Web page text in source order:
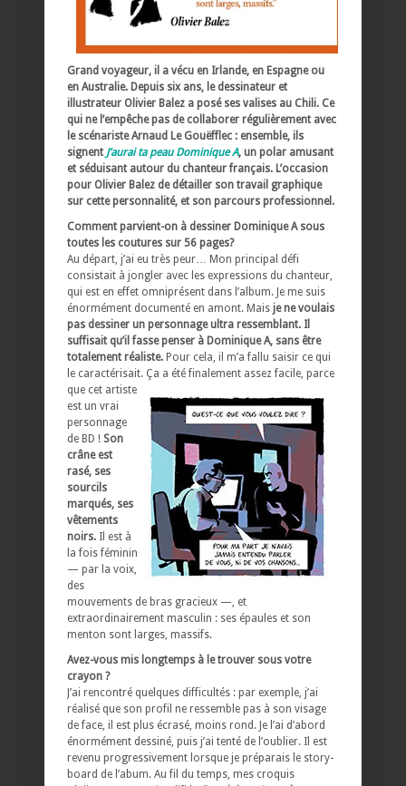
Grand voyageur, il a vécu en Irlande, en Espagne ou
en Australie. Depuis six ans, le dessinateur et
illustrateur Olivier Balez a posé ses valises au Chili. Ce
qui ne l’empêche pas de collaborer régulièrement avec
le scénariste Arnaud Le Gouëfflec : ensemble, ils
signent J’aurai ta peau Dominique A, un polar amusant
et séduisant autour du chanteur français. L’occasion
pour Olivier Balez de détailler son travail graphique
sur cette personnalité, et son parcours professionnel.
Comment parvient-on à dessiner Dominique A sous
toutes les coutures sur 56 pages?
Au départ, j’ai eu très peur… Mon principal défi
consistait à jongler avec les expressions du chanteur,
qui est en effet omniprésent dans l’album. Je me suis
énormément documenté en amont. Mais je ne voulais
pas dessiner un personnage ultra ressemblant. Il
suffisait qu’il fasse penser à Dominique A, sans être
totalement réaliste. Pour cela, il m’a fallu saisir ce qui
le caractérisait. Ça a été finalement assez facile, parce
que cet artiste
est un vrai
personnage
de BD ! Son
crâne est
rasé, ses
sourcils
marqués, ses
vêtements
noirs. Il est à
la fois féminin
— par la voix,
des
mouvements de bras gracieux —, et
extraordinairement masculin : ses épaules et son
menton sont larges, massifs.
Avez-vous mis longtemps à le trouver sous votre
crayon ?
J’ai rencontré quelques difficultés : par exemple, j’ai
réalisé que son profil ne ressemble pas à son visage
de face, il est plus écrasé, moins rond. Je l’ai d’abord
énormément dessiné, puis j’ai tenté de l’oublier. Il est
revenu progressivement lorsque je préparais le story-
board de l’abum. Au fil du temps, mes croquis